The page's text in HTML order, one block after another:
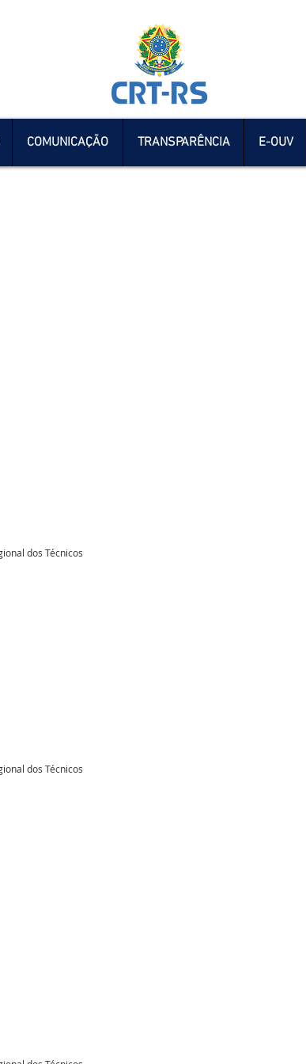
COMUNICAÇÃO TRANSPARÊNCIA E-OUV
dos Técnicos
dos Técnicos